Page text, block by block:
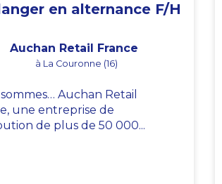
en alternance F/H
Auchan Retail France
à La Couronne (16)
Auchan Retail
une entreprise de
de plus de 50 000...